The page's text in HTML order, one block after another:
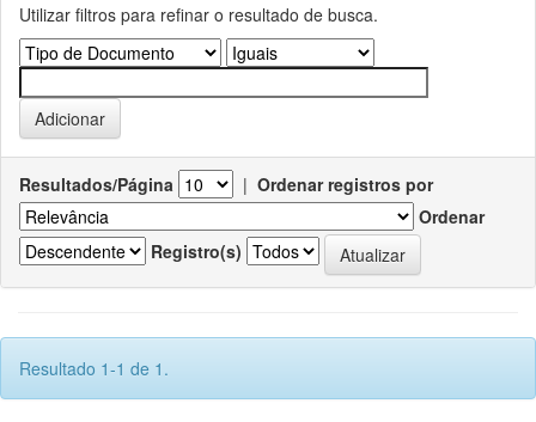
Utilizar filtros para refinar o resultado de busca.
Resultados/Página | Ordenar registros por
Ordenar
Registro(s)
Resultado 1-1 de 1.